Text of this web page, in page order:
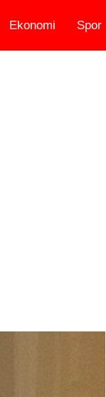
Ekonomi Spor